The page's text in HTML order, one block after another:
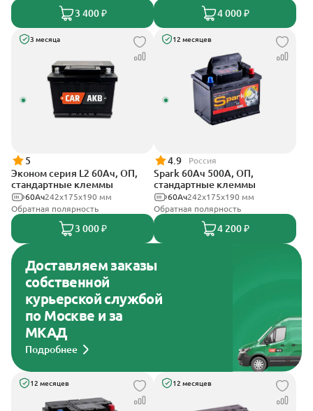
3 400 ₽ 4 000 ₽
3 месяца
5
Эконом серия L2 60Ач, ОП,
стандартные клеммы
242х175х190 мм
60Ач
Обратная полярность
3 000 ₽
12 месяцев
4.9 Россия
Spark 60Ач 500А, ОП,
стандартные клеммы
242х175х190 мм
60Ач
Обратная полярность
4 200 ₽
Доставляем заказы
собственной
курьерской службой
по Москве и за
МКАД
Подробнее
12 месяцев 12 месяцев